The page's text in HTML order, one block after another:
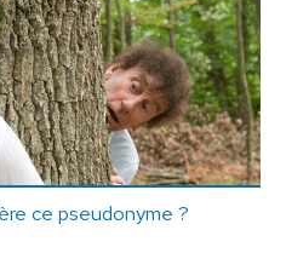
ce pseudonyme ?